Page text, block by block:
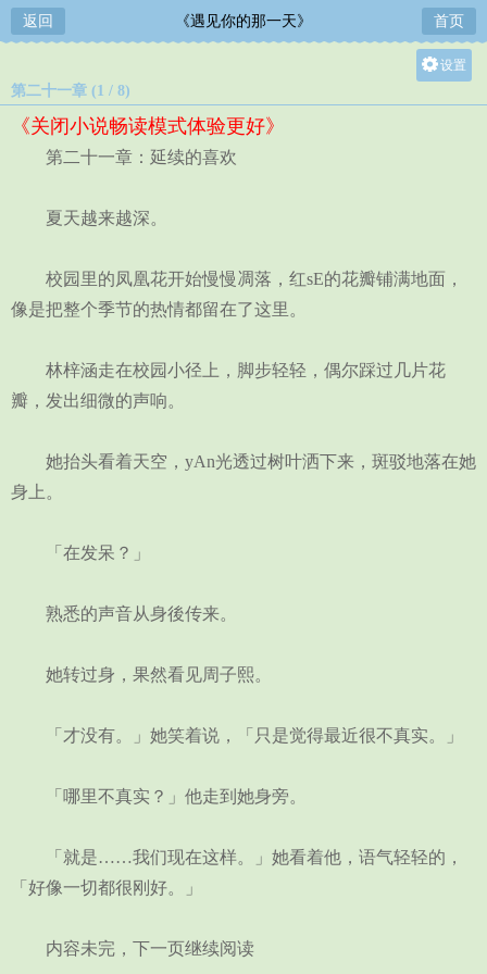
返回 《遇见你的那一天》 首页
设置
第二十一章 (1 / 8)
《关闭小说畅读模式体验更好》
第二十一章：延续的喜欢
夏天越来越深。
校园里的凤凰花开始慢慢凋落，红sE的花瓣铺满地面，
像是把整个季节的热情都留在了这里。
林梓涵走在校园小径上，脚步轻轻，偶尔踩过几片花
瓣，发出细微的声响。
她抬头看着天空，yAn光透过树叶洒下来，斑驳地落在她
身上。
「在发呆？」
熟悉的声音从身後传来。
她转过身，果然看见周子熙。
「才没有。」她笑着说，「只是觉得最近很不真实。」
「哪里不真实？」他走到她身旁。
「就是……我们现在这样。」她看着他，语气轻轻的，
「好像一切都很刚好。」
内容未完，下一页继续阅读